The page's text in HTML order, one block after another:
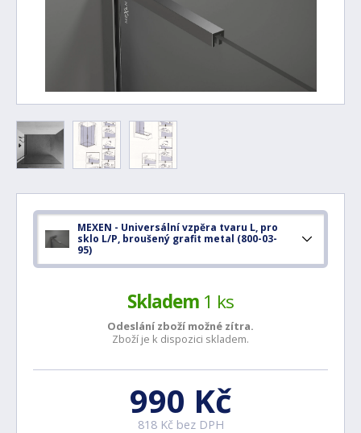
MEXEN - Universální vzpěra tvaru L, pro
sklo L/P, broušený grafit metal (800-03-
95)
Skladem 1 ks
Odeslání zboží možné zítra.
Zboží je k dispozici skladem.
990 Kč
818 Kč bez DPH